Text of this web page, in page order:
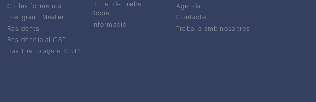
Cicles formatius
Postgrau i Màster
Residents
Residència al CST
Has triat plaça al CST?
Unitat de Treball
Social
Informació
Agenda
Contacta
Treballa amb nosaltres